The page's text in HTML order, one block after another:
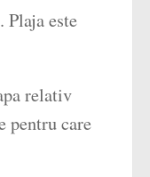
este
relativ
pentru care